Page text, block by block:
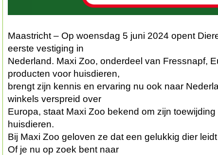
Maastricht – Op woensdag 5 juni 2024 opent
eerste vestiging in
Nederland. Maxi Zoo, onderdeel van Fressnapf,
producten voor huisdieren,
brengt zijn kennis en ervaring nu ook naar
winkels verspreid over
Europa, staat Maxi Zoo bekend om zijn
huisdieren.
Bij Maxi Zoo geloven ze dat een gelukkig dier
Of je nu op zoek bent naar